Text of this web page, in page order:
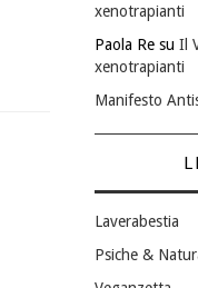
xenotrapianti
Paola Re su Il
xenotrapianti
Manifesto
Laverabestia
Psiche &